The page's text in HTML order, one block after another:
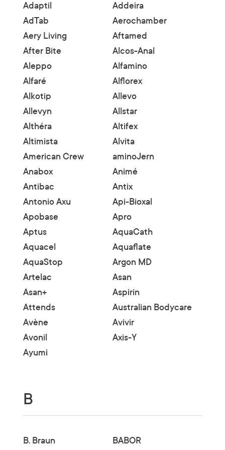
Adaptil
Addeira
AdTab
Aerochamber
Aery Living
Aftamed
After Bite
Alcos-Anal
Aleppo
Alfamino
Alfaré
Alflorex
Alkotip
Allevo
Allevyn
Allstar
Althéra
Altifex
Altimista
Alvita
American Crew
aminoJern
Anabox
Animé
Antibac
Antix
Antonio Axu
Api-Bioxal
Apobase
Apro
Aptus
AquaCath
Aquacel
Aquaflate
AquaStop
Argon MD
Artelac
Asan
Asan+
Aspirin
Attends
Australian Bodycare
Avène
Avivir
Avonil
Axis-Y
Ayumi
B
B. Braun
BABOR